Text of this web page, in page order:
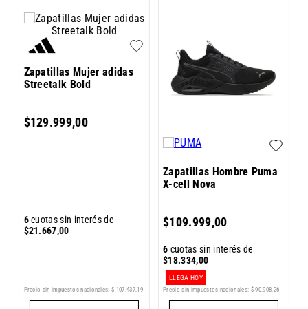
Zapatillas Mujer adidas
Streetalk Bold
$129.999,00
6cuotas sin interés de
$21.667,00
Precio sin impuestos nacionales: $ 107 437,19
Zapatillas Hombre Puma
X-cell Nova
$109.999,00
6 cuotas sin interés de
$18.334,00
LLEGA HOY
Precio sin impuestos nacionales: $ 90.908 26